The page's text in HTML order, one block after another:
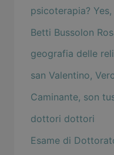
psicoterapia?
Betti Bussolon
geografia delle
san Valentino,
Caminante, son
dottori dottori
Esame di